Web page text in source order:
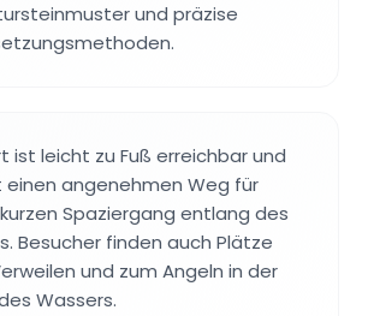
und präzise
ist leicht zu Fuß erreichbar und
angenehmen Weg für
Spaziergang entlang des
Besucher finden auch Plätze
und zum Angeln in der
Wassers.